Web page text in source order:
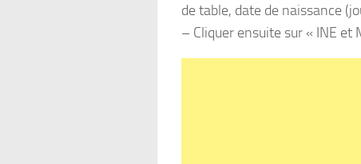
de table, date de naissance
– Cliquer ensuite sur « INE